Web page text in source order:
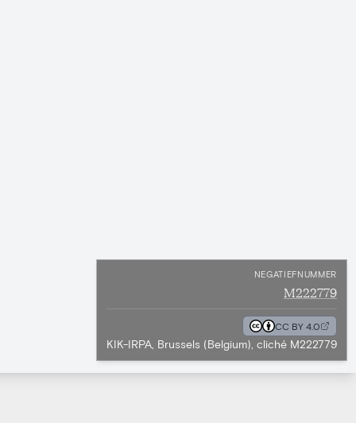
NEGATIEFNUMMER
M222779
CC BY 4.0
KIK-IRPA, Brussels (Belgium), cliché M222779